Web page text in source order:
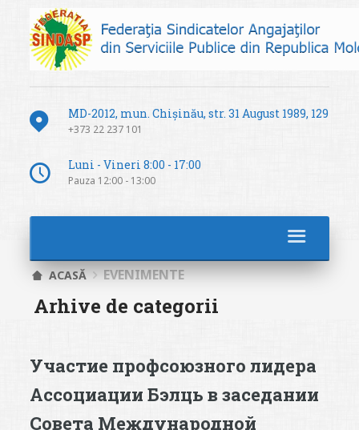
MD-2012, mun. Chișinău, str. 31 August 1989, 129
+373 22 237 101
Luni - Vineri 8:00 - 17:00
Pauza 12:00 - 13:00
ACASĂ EVENIMENTE
Arhive de categorii
Участие профсоюзного лидера
Ассоциации Бэлць в заседании
Совета Международной